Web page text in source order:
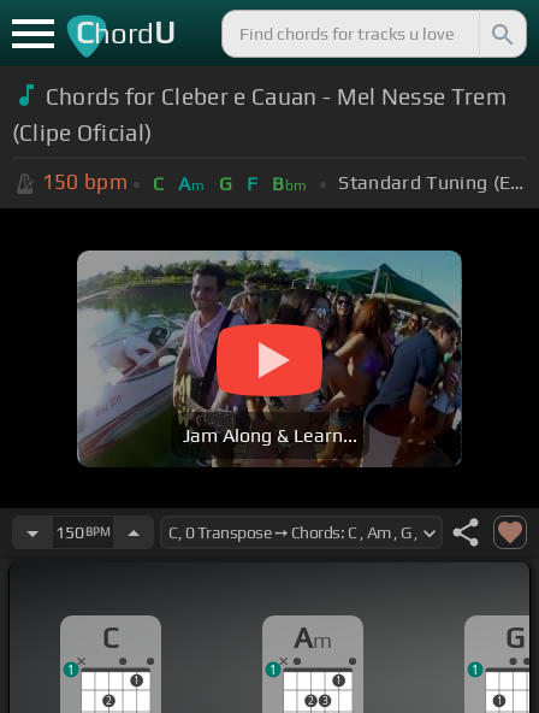
ChordU
Chords for Cleber e Cauan - Mel Nesse Trem
(Clipe Oficial)
150 bpm C Am G F Bbm Standard Tuning (EADGBE)
Jam Along & Learn...
150BPM
C
2
1
1
Am
2 3
1
1
G
1
1